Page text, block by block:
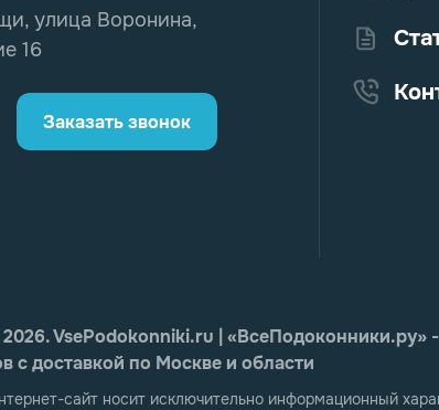
улица Воронина,
16
Заказать звонок
VsePodokonniki.ru |
с доставкой по Москве и области
сайт носит исключительно информационный